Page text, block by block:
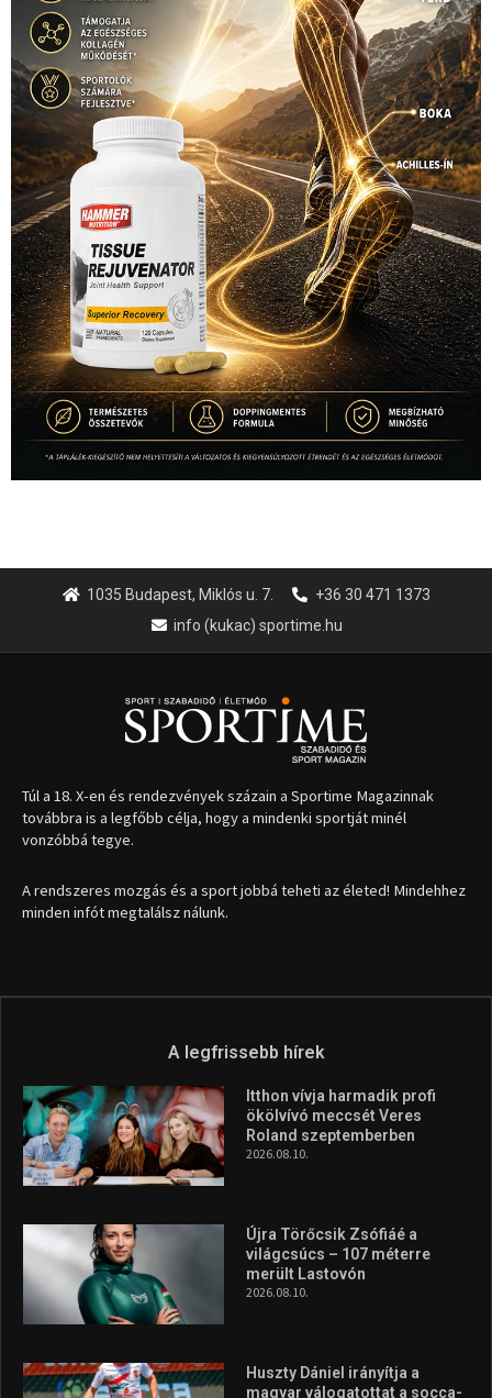
1035 Budapest, Miklós u. 7.
+36 30 471 1373
info (kukac) sportime.hu
Túl a 18. X-en és rendezvények százain a Sportime Magazinnak
továbbra is a legfőbb célja, hogy a mindenki sportját minél
vonzóbbá tegye.
A rendszeres mozgás és a sport jobbá teheti az életed! Mindehhez
minden infót megtalálsz nálunk.
A legfrissebb hírek
Itthon vívja harmadik profi
ökölvívó meccsét Veres
Roland szeptemberben
2026.08.10.
Újra Törőcsik Zsófiáé a
világcsúcs – 107 méterre
merült Lastovón
2026.08.10.
Huszty Dániel irányítja a
magyar válogatottat a socca-